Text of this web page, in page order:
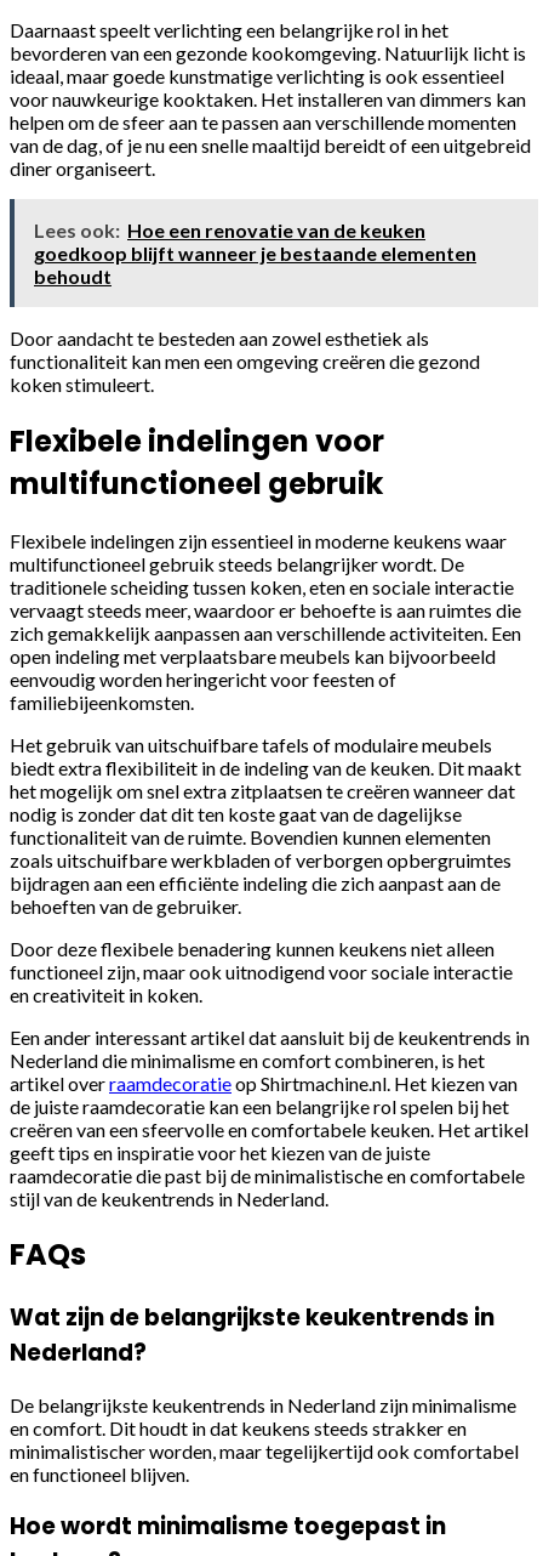
Daarnaast speelt verlichting een belangrijke rol in het
bevorderen van een gezonde kookomgeving. Natuurlijk licht is
ideaal, maar goede kunstmatige verlichting is ook essentieel
voor nauwkeurige kooktaken. Het installeren van dimmers kan
helpen om de sfeer aan te passen aan verschillende momenten
van de dag, of je nu een snelle maaltijd bereidt of een uitgebreid
diner organiseert.
Lees ook: Hoe een renovatie van de keuken
goedkoop blijft wanneer je bestaande elementen
behoudt
Door aandacht te besteden aan zowel esthetiek als
functionaliteit kan men een omgeving creëren die gezond
koken stimuleert.
Flexibele indelingen voor
multifunctioneel gebruik
Flexibele indelingen zijn essentieel in moderne keukens waar
multifunctioneel gebruik steeds belangrijker wordt. De
traditionele scheiding tussen koken, eten en sociale interactie
vervaagt steeds meer, waardoor er behoefte is aan ruimtes die
zich gemakkelijk aanpassen aan verschillende activiteiten. Een
open indeling met verplaatsbare meubels kan bijvoorbeeld
eenvoudig worden heringericht voor feesten of
familiebijeenkomsten.
Het gebruik van uitschuifbare tafels of modulaire meubels
biedt extra flexibiliteit in de indeling van de keuken. Dit maakt
het mogelijk om snel extra zitplaatsen te creëren wanneer dat
nodig is zonder dat dit ten koste gaat van de dagelijkse
functionaliteit van de ruimte. Bovendien kunnen elementen
zoals uitschuifbare werkbladen of verborgen opbergruimtes
bijdragen aan een efficiënte indeling die zich aanpast aan de
behoeften van de gebruiker.
Door deze flexibele benadering kunnen keukens niet alleen
functioneel zijn, maar ook uitnodigend voor sociale interactie
en creativiteit in koken.
Een ander interessant artikel dat aansluit bij de keukentrends in
Nederland die minimalisme en comfort combineren, is het
artikel overraamdecoratieop Shirtmachine.nl. Het kiezen van
de juiste raamdecoratie kan een belangrijke rol spelen bij het
creëren van een sfeervolle en comfortabele keuken. Het artikel
geeft tips en inspiratie voor het kiezen van de juiste
raamdecoratie die past bij de minimalistische en comfortabele
stijl van de keukentrends in Nederland.
FAQs
Wat zijn de belangrijkste keukentrends in
Nederland?
De belangrijkste keukentrends in Nederland zijn minimalisme
en comfort. Dit houdt in dat keukens steeds strakker en
minimalistischer worden, maar tegelijkertijd ook comfortabel
en functioneel blijven.
Hoe wordt minimalisme toegepast in